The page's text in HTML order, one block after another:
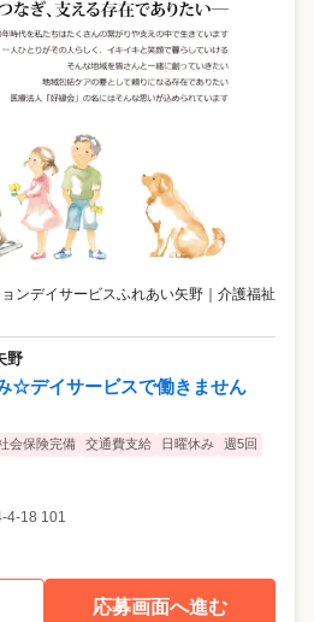
ンデイサービスふれあい矢野
介護福祉
野
☆デイサービスで働きません
会保険完備 交通費支給 日曜休み 週5回
4-18 101
応募画面へ進む